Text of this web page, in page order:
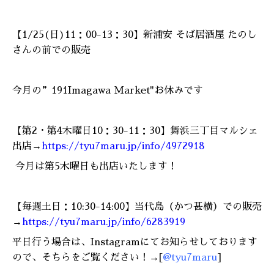
【1/25(日)11：00-13：30】新浦安 そば居酒屋 たのし
さんの前での販売
今月の”191Imagawa Market"お休みです
【第2・第4木曜日10：30-11：30】 舞浜三丁目マルシェ
出店→ https://tyu7maru.jp/info/4972918
今月は第5木曜日も出店いたします！
【毎週土日：10:30-14:00】当代島（かつ甚横）での販売
→ https://tyu7maru.jp/info/6283919
平日行う場合は、Instagramにてお知らせしております
ので、そちらをご覧ください！
→[@tyu7maru]